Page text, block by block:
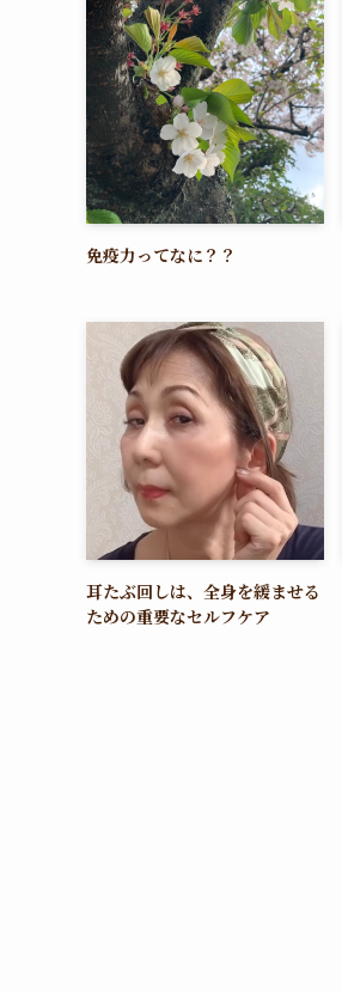
免疫力ってなに？？
耳たぶ回しは、全身を緩ませる
ための重要なセルフケア